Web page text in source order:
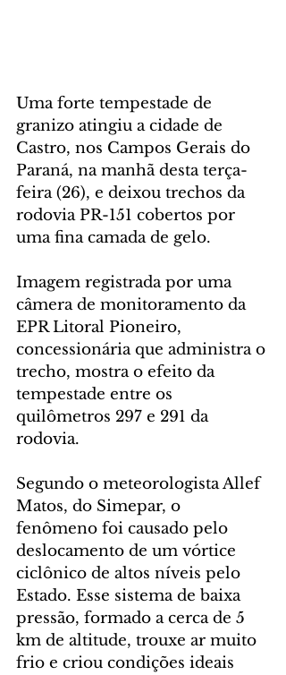
Uma forte tempestade de
granizo atingiu a cidade de
Castro, nos Campos Gerais do
Paraná, na manhã desta terça-
feira (26), e deixou trechos da
rodovia PR-151 cobertos por
uma fina camada de gelo.
Imagem registrada por uma
câmera de monitoramento da
EPR Litoral Pioneiro,
concessionária que administra o
trecho, mostra o efeito da
tempestade entre os
quilômetros 297 e 291 da
rodovia.
Segundo o meteorologista Allef
Matos, do Simepar, o
fenômeno foi causado pelo
deslocamento de um vórtice
ciclônico de altos níveis pelo
Estado. Esse sistema de baixa
pressão, formado a cerca de 5
km de altitude, trouxe ar muito
frio e criou condições ideais